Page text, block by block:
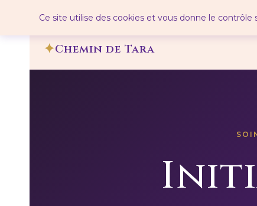
Ce site utilise des cookies et vous donne le
Chemin de Tara